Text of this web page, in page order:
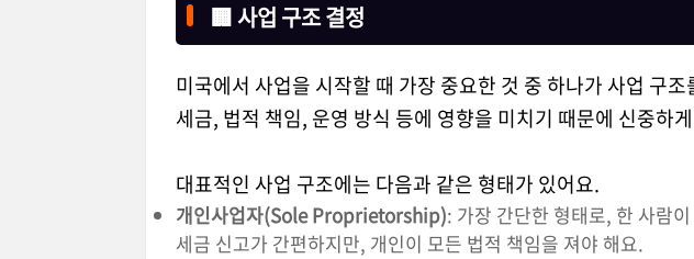
🏢 사업 구조 결정
미국에서 사업을 시작할 때 가장 중요한 것 중 하나가 사업 구
세금, 법적 책임, 운영 방식 등에 영향을 미치기 때문에 신중하
대표적인 사업 구조에는 다음과 같은 형태가 있어요.
개인사업자(Sole Proprietorship): 가장 간단한 형태로, 한 사람
세금 신고가 간편하지만, 개인이 모든 법적 책임을 져야 해요.